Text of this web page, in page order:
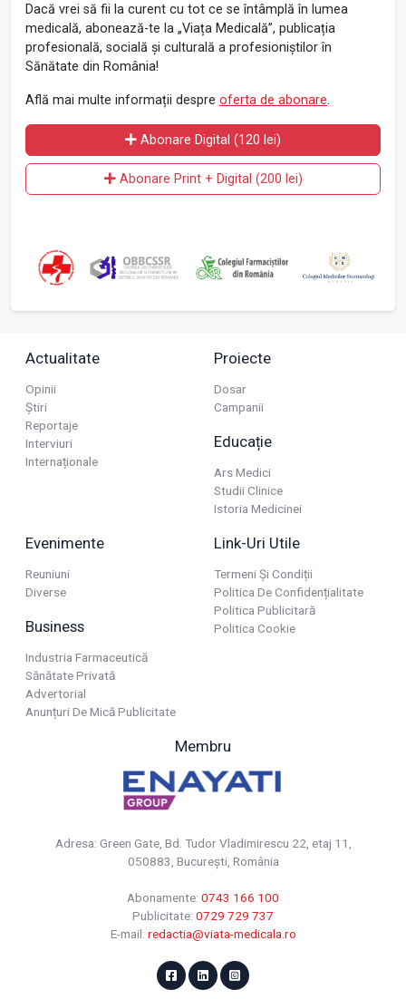
Dacă vrei să fii la curent cu tot ce se întâmplă în lumea
medicală, abonează-te la „Viața Medicală”, publicația
profesională, socială și culturală a profesioniștilor în
Sănătate din România!
Află mai multe informații despre oferta de abonare.
Abonare Digital (120 lei)
Abonare Print + Digital (200 lei)
Actualitate
Opinii
Știri
Reportaje
Interviuri
Internaționale
Proiecte
Dosar
Campanii
Educație
Ars Medici
Studii Clinice
Istoria Medicinei
Evenimente
Reuniuni
Diverse
Business
Industria Farmaceutică
Sănătate Privată
Advertorial
Anunțuri De Mică Publicitate
Link-Uri Utile
Termeni Și Condiții
Politica De Confidențialitate
Politica Publicitară
Politica Cookie
Membru
Adresa: Green Gate, Bd. Tudor Vladimirescu 22, etaj 11,
050883, Bucureşti, România
Abonamente: 0743 166 100
Publicitate: 0729 729 737
E-mail: redactia@viata-medicala.ro